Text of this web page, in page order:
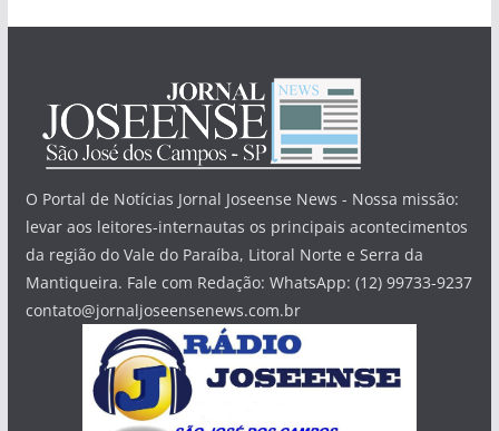
O Portal de Notícias Jornal Joseense News - Nossa missão:
levar aos leitores-internautas os principais acontecimentos
da região do Vale do Paraíba, Litoral Norte e Serra da
Mantiqueira. Fale com Redação: WhatsApp: (12) 99733-9237
contato@jornaljoseensenews.com.br